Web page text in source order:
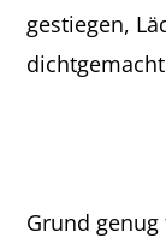
gestiegen,
Grund